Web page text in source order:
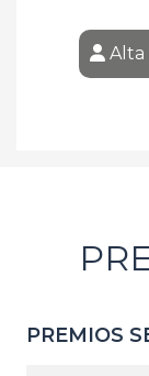
Alta
PREMIOS